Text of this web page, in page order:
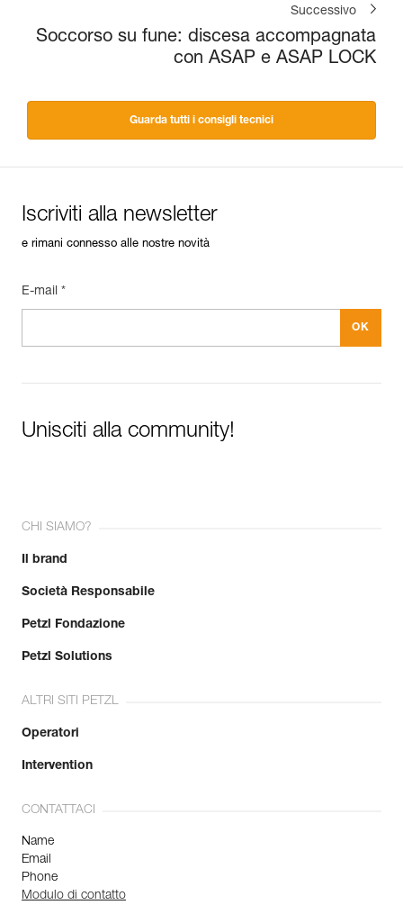
Successivo
Soccorso su fune: discesa accompagnata
con ASAP e ASAP LOCK
Guarda tutti i consigli tecnici
Iscriviti alla newsletter
e rimani connesso alle nostre novità
E-mail *
Unisciti alla community!
CHI SIAMO?
Il brand
Società Responsabile
Petzl Fondazione
Petzl Solutions
ALTRI SITI PETZL
Operatori
Intervention
CONTATTACI
Name
Email
Phone
Modulo di contatto